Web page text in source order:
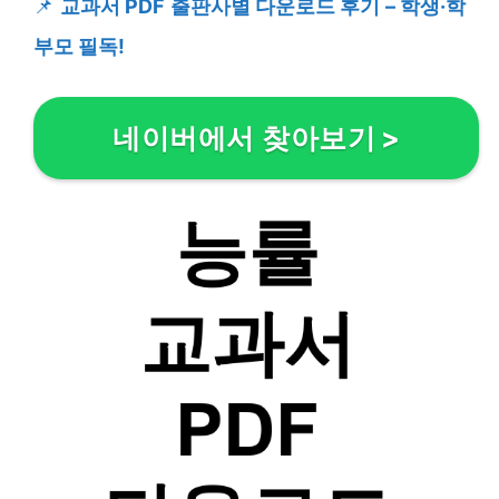
📌 교과서 PDF 출판사별 다운로드 후기 – 학생·학
부모 필독!
네이버에서 찾아보기 >